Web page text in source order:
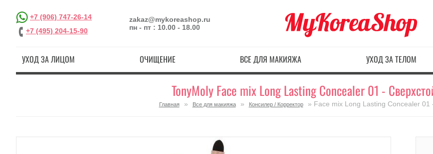
+7 (906) 747-26-14
+7 (495) 204-15-90
zakaz@mykoreashop.ru
пн - пт : 10.00 - 18.00
УХОД ЗА ЛИЦОМ ОЧИЩЕНИЕ ВСЕ ДЛЯ МАКИЯЖА УХОД ЗА ТЕЛОМ
TonyMoly Face mix Long Lasting Concealer 01 -
Главная » Все для макияжа » Консилер / Корректор » Face mix Long Lasting Concealer 01